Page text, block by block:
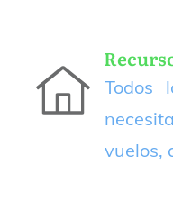
Todos
vuelos,